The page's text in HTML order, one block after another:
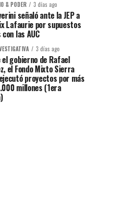
& PODER 3 días ago
señaló ante la JEP a
Lafaurie por supuestos
las AUC
3 días ago
gobierno de Rafael
el Fondo Mixto Sierra
proyectos por más
millones (1era